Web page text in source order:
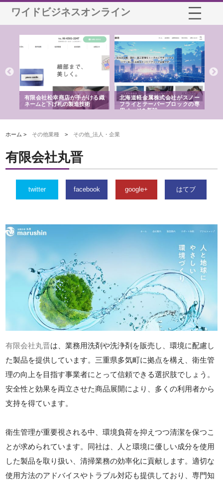
ワイドビジネスオンライン
有限会社松幸商店が手がける織
ネームと下げ札の製造技術
北海道軽金属株式会社がスノー
フライとテーパーブロックの専
用ページを新設
ホーム > その他業種 > その他_法人・企業
有限会社丸晋
twitter facebook google+ はてブ
有限会社丸晋は、業務用洗剤や洗浄剤を販売し、環境に配慮し
た製品を提供しています。三重県多気町に拠点を構え、衛生管
理の向上を目指す事業者にとって信頼できる選択肢でしょう。
安全性と効果を両立させた商品展開により、多くの利用者から
支持を得ています。
衛生管理が重要視される中、環境負荷を抑えつつ清潔を保つこ
とが求められています。同社は、人と環境に優しい成分を使用
した製品を取り扱い、清掃業務の効率化に貢献します。適切な
使用方法のアドバイスやトラブル対応も提供しており、専門知